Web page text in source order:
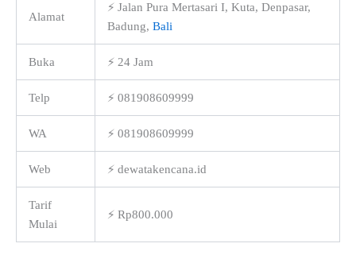
Alamat
⚡ Jalan Pura Mertasari I, Kuta, Denpasar,
Badung, Bali
Buka ⚡ 24 Jam
Telp ⚡ 081908609999
WA ⚡ 081908609999
Web ⚡ dewatakencana.id
Tarif
Mulai
⚡ Rp800.000